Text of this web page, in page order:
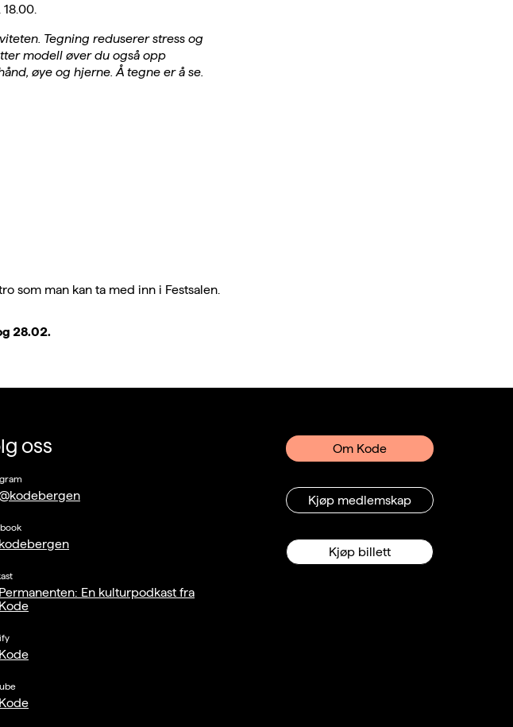
Tegning reduserer stress og
modell øver du også opp
øye og hjerne. Å tegne er å se.
som man kan ta med inn i Festsalen.
28.02.
oss
kodebergen
Permanenten: En kulturpodkast fra
Kode
Kode
Kode
Om Kode
Kjøp medlemskap
Kjøp billett